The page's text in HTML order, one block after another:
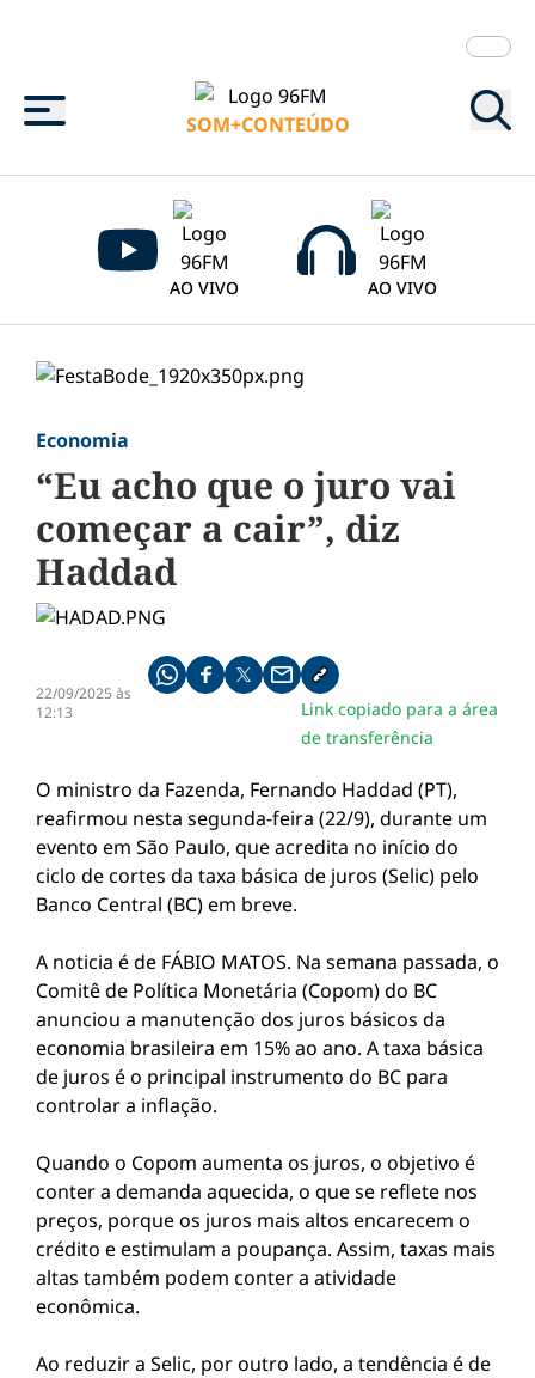
Menu
SOM+CONTEÚDO
AO VIVO AO VIVO
Economia
“Eu acho que o juro vai
começar a cair”, diz
Haddad
22/09/2025 às
12:13
Compartilhe pelo whatsapp
Compartilhar no facebook
Compartilhar no twitter
Compartilhe pelo email
Copiar link da notícia
Link copiado para a área
de transferência
O ministro da Fazenda, Fernando Haddad (PT),
reafirmou nesta segunda-feira (22/9), durante um
evento em São Paulo, que acredita no início do
ciclo de cortes da taxa básica de juros (Selic) pelo
Banco Central (BC) em breve.
A noticia é de FÁBIO MATOS. Na semana passada, o
Comitê de Política Monetária (Copom) do BC
anunciou a manutenção dos juros básicos da
economia brasileira em 15% ao ano. A taxa básica
de juros é o principal instrumento do BC para
controlar a inflação.
Quando o Copom aumenta os juros, o objetivo é
conter a demanda aquecida, o que se reflete nos
preços, porque os juros mais altos encarecem o
crédito e estimulam a poupança. Assim, taxas mais
altas também podem conter a atividade
econômica.
Ao reduzir a Selic, por outro lado, a tendência é de